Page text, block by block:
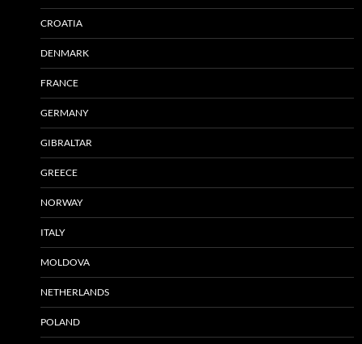
CROATIA
DENMARK
FRANCE
GERMANY
GIBRALTAR
GREECE
NORWAY
ITALY
MOLDOVA
NETHERLANDS
POLAND